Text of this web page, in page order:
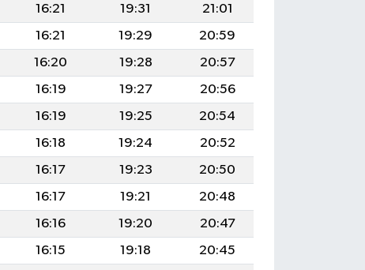
16:21 19:31
21:01
16:21 19:29
20:59
16:20 19:28
20:57
16:19 19:27
20:56
16:19 19:25
20:54
16:18 19:24
20:52
16:17 19:23
20:50
16:17 19:21
20:48
16:16 19:20
20:47
16:15 19:18
20:45